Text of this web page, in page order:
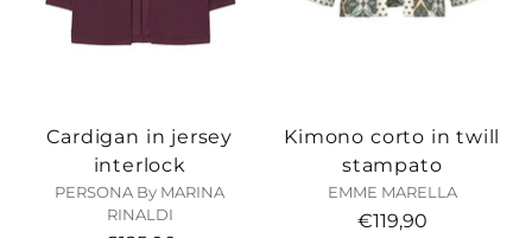
Cardigan in jersey
interlock
PERSONA By MARINA
RINALDI
Kimono corto in twill
stampato
EMME MARELLA
€119,90